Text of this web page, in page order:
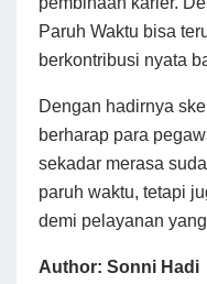
Paruh Waktu bisa
berkontribusi nyata
Dengan hadirnya
berharap para
sekadar merasa
paruh waktu, tetapi
demi pelayanan
Author: Sonni Hadi